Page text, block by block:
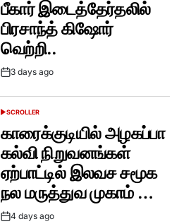
பீகார் இடைத்தேர்தலில்
பிரசாந்த் கிஷோர்
வெற்றி..
Post3 days ago
POSTED
SCROLLER
காரைக்குடியில் அழகப்பா
கல்வி நிறுவனங்கள்
ஏற்பாட்டில் இலவச சமூக
நல மருத்துவ முகாம் …
Post4 days ago